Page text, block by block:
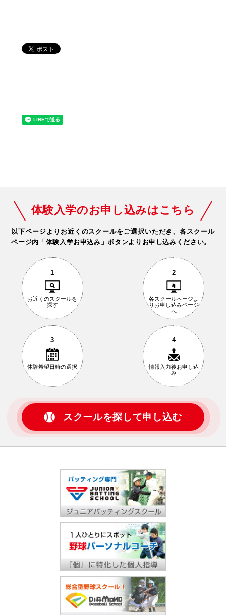
体験入学のお申し込みはこちら
以下ページよりお近くのスクールをご選択いただき、各スクール
ページ内「体験入学お申込み」ボタンよりお申し込みください。
1
お近くのスクールを
探す
2
各スクールページ よ
りお申し込みページ
へ
3
体験希望日時の選択
4
情報入力後お申し込
み
スクールを探して申し込む